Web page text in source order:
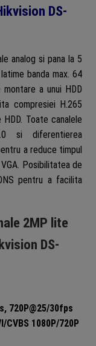
DS-
analog si pana la 5
banda max. 64
a unui HDD
compresiei H.265
Toate canalele
si diferentierea
a reduce timpul
Posibilitatea de
pentru a facilita
2MP lite
DS-
720P@25/30fps
CVBS 1080P/720P